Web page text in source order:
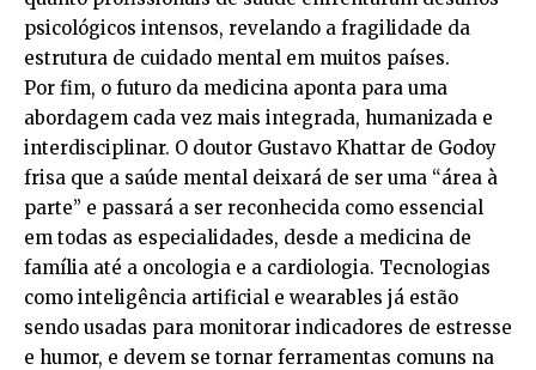
psicológicos intensos, revelando a fragilidade da
estrutura de cuidado mental em muitos países.
Por fim, o futuro da medicina aponta para uma
abordagem cada vez mais integrada, humanizada e
interdisciplinar. O doutor Gustavo Khattar de Godoy
frisa que a saúde mental deixará de ser uma “área à
parte” e passará a ser reconhecida como essencial
em todas as especialidades, desde a medicina de
família até a oncologia e a cardiologia. Tecnologias
como inteligência artificial e wearables já estão
sendo usadas para monitorar indicadores de estresse
e humor, e devem se tornar ferramentas comuns na